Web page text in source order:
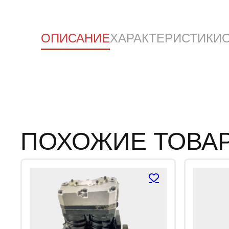
ОПИСАНИЕХАРАКТЕРИСТИКИ
ПОХОЖИЕ